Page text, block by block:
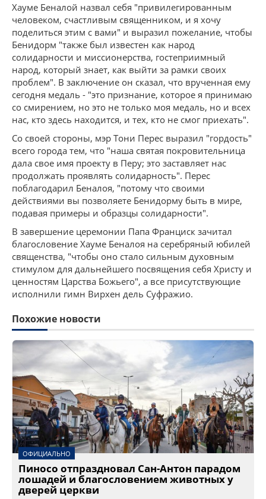
Хауме Беналой назвал себя "привилегированным
человеком, счастливым священником, и я хочу
поделиться этим с вами" и выразил пожелание, чтобы
Бенидорм "также был известен как народ
солидарности и миссионерства, гостеприимный
народ, который знает, как выйти за рамки своих
проблем". В заключение он сказал, что врученная ему
сегодня медаль - "это признание, которое я принимаю
со смирением, но это не только моя медаль, но и всех
нас, кто здесь находится, и тех, кто не смог приехать".
Со своей стороны, мэр Тони Перес выразил "гордость"
всего города тем, что "наша святая покровительница
дала свое имя проекту в Перу; это заставляет нас
продолжать проявлять солидарность". Перес
поблагодарил Беналоя, "потому что своими
действиями вы позволяете Бенидорму быть в мире,
подавая примеры и образцы солидарности".
В завершение церемонии Папа Франциск зачитал
благословение Хауме Беналоя на серебряный юбилей
священства, "чтобы оно стало сильным духовным
стимулом для дальнейшего посвящения себя Христу и
ценностям Царства Божьего", а все присутствующие
исполнили гимн Вирхен дель Суфражио.
Похожие новости
ОФИЦИАЛЬНО
Пиносо отпраздновал Сан-Антон парадом
лошадей и благословением животных у
дверей церкви